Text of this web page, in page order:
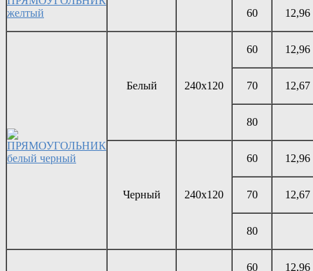
60 12,96
Белый 240х120
60 12,96
70 12,67
80
Черный 240х120
60 12,96
70 12,67
80
60 12,96